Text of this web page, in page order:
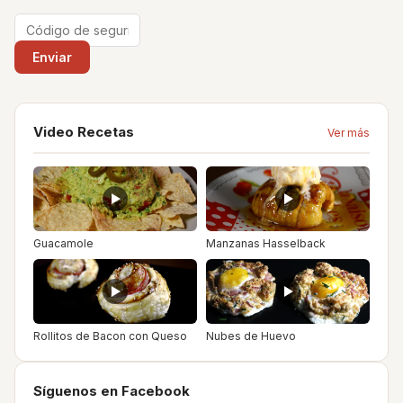
Video Recetas Ver más
Guacamole Manzanas Hasselback
Rollitos de Bacon con Queso Nubes de Huevo
Síguenos en Facebook